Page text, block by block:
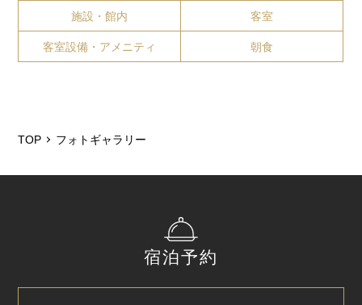
施設・館内 客室
客室設備・アメニティ 朝食
TOP フォトギャラリー
宿泊予約